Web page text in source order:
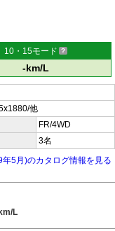
10・15モード
-km/L
他
FR/4WD
3名
5月)のカタログ情報を見る
L